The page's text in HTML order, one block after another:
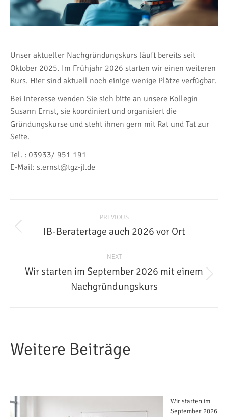
Unser aktueller Nachgründungskurs läuft bereits seit
Oktober 2025. Im Frühjahr 2026 starten wir einen weiteren
Kurs. Hier sind aktuell noch einige wenige Plätze verfügbar.
Bei Interesse wenden Sie sich bitte an unsere Kollegin
Susann Ernst, sie koordiniert und organisiert die
Gründungskurse und steht ihnen gern mit Rat und Tat zur
Seite.
Tel. : 03933/ 951 191
E-Mail: s.ernst@tgz-jl.de
navigation
PREVIOUS
Previous
IB-Beratertage auch 2026 vor Ort
NEXT
post:
Wir starten im September 2026 mit einem
Nachgründungskurs
Weitere Beiträge
Wir starten im
September 2026 mit